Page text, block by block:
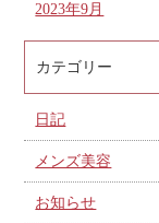
2023年9月
カテゴリー
日記
メンズ美容
お知らせ